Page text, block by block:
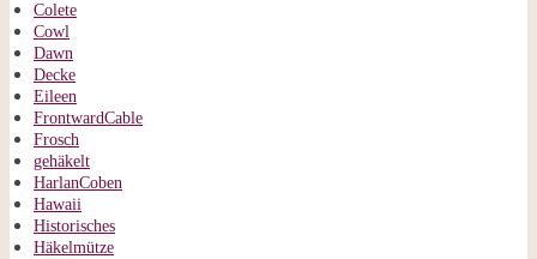
Colete
Cowl
Dawn
Decke
Eileen
FrontwardCable
Frosch
gehäkelt
HarlanCoben
Hawaii
Historisches
Häkelmütze